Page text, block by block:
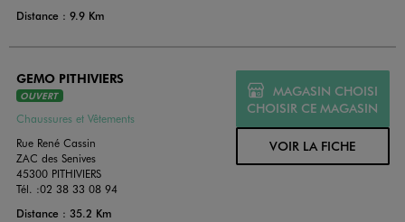
Distance : 9.9 Km
GEMO PITHIVIERS
OUVERT
Chaussures et Vêtements
Rue René Cassin
ZAC des Senives
45300 PITHIVIERS
Tél. :02 38 33 08 94
Distance : 35.2 Km
MAGASIN CHOISI
CHOISIR CE MAGASIN
VOIR LA FICHE